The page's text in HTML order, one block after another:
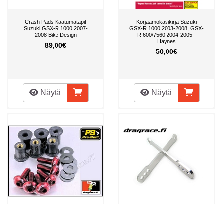
Crash Pads Kaatumatapit
Suzuki GSX-R 1000 2007-
2008 Bike Design
89,00€
Näytä
Korjaamokäsikirja Suzuki
GSX-R 1000 2003-2008, GSX-
R 600/7560 2004-2005 -
Haynes
50,00€
Näytä